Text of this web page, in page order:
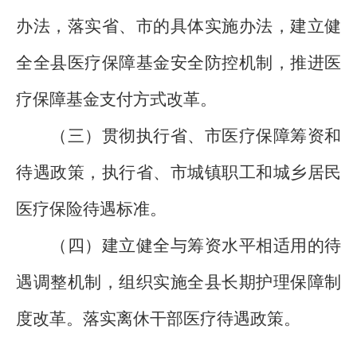
办法，落实省、市的具体实施办法，建立健
全全县医疗保障基金安全防控机制，推进医
疗保障基金支付方式改革。
（三）贯彻执行省、市医疗保障筹资和
待遇政策，执行省、市城镇职工和城乡居民
医疗保险待遇标准。
（四）建立健全与筹资水平相适用的待
遇调整机制，组织实施全县长期护理保障制
度改革。落实离休干部医疗待遇政策。